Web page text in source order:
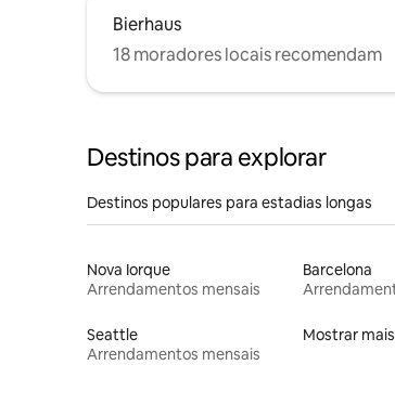
Bierhaus
18 moradores locais recomendam
Destinos para explorar
Destinos populares para estadias longas
Nova Iorque
Arrendamentos mensais
Barcelona
Seattle
Arrendamentos mensais
Mostrar mais